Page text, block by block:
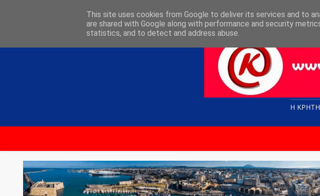
Η
This site uses cookies from Google to deliver its services and to
are shared with Google along with performance and security
statistics, and to detect and address abuse.